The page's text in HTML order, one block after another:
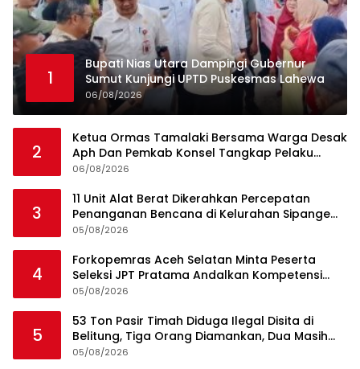
1
Bupati Nias Utara Dampingi Gubernur
Sumut Kunjungi UPTD Puskesmas Lahewa
06/08/2026
2
Ketua Ormas Tamalaki Bersama Warga Desak
Aph Dan Pemkab Konsel Tangkap Pelaku
Angkut Cangkang Sawit Overload, Truk PT KAP
06/08/2026
3
11 Unit Alat Berat Dikerahkan Percepatan
Penanganan Bencana di Kelurahan Sipange
Kecamatan Tukka
05/08/2026
4
Forkopemras Aceh Selatan Minta Peserta
Seleksi JPT Pratama Andalkan Kompetensi
dan Integritas, Bukan Kedekatan
05/08/2026
5
53 Ton Pasir Timah Diduga Ilegal Disita di
Belitung, Tiga Orang Diamankan, Dua Masih
Diburu
05/08/2026